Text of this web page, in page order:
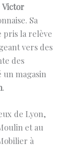
Victor
Sa
pris la relève
vers des
des
magasin
.
de Lyon,
et au
à